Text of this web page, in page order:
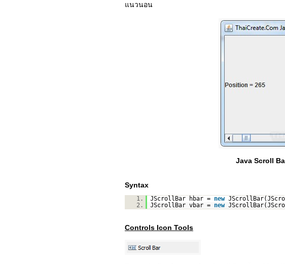
แนวนอน
Java Scroll
Syntax
1. JScrollBar hbar = new
2.
JScrollBar vbar = new
Controls Icon Tools